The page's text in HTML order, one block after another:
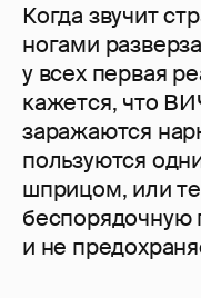
Когда звучит
ногами
у всех первая
кажется, что
заражаются
пользуются
шприцом, или
беспорядочную
и не